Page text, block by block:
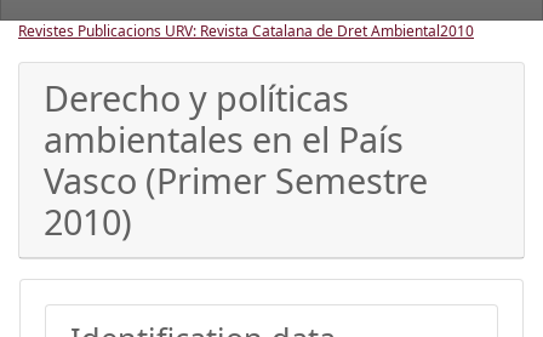
Revistes Publicacions URV: Revista Catalana de Dret Ambiental2010
Derecho y políticas
ambientales en el País
Vasco (Primer Semestre
2010)